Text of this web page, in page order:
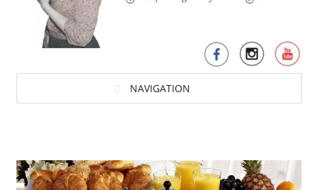
NAVIGATION